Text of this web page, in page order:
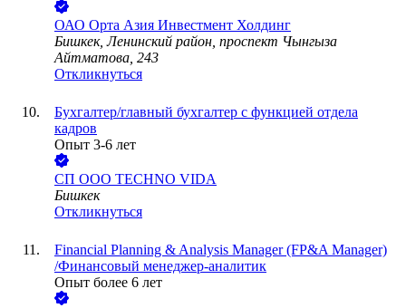
ОАО Орта Азия Инвестмент Холдинг
Бишкек, Ленинский район, проспект Чынгыза
Айтматова, 243
Откликнуться
Бухгалтер/главный бухгалтер с функцией отдела
кадров
Опыт 3-6 лет
СП ООО TECHNO VIDA
Бишкек
Откликнуться
Financial Planning & Analysis Manager (FP&A Manager)
/Финансовый менеджер-аналитик
Опыт более 6 лет